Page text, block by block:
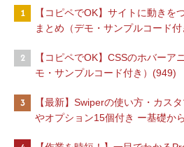
1
【コピペでOK】サイトに動きを
まとめ（デモ・サンプルコード
2
【コピペでOK】CSSのホバーア
モ・サンプルコード付き）(949)
3
【最新】Swiperの使い方・カス
やオプション15個付き ー基礎か